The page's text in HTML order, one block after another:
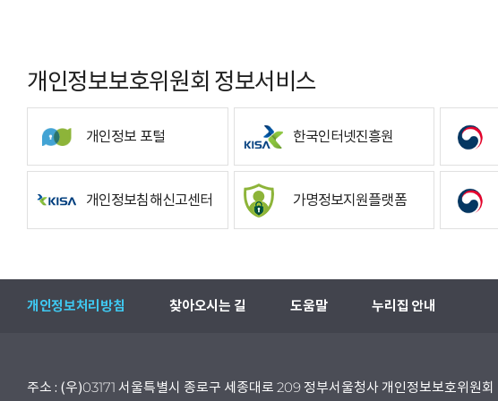
개인정보보호위원회 정보서비스
개인정보 포털 한국인터넷진흥원
개인정보침해신고센터 가명정보지원플랫폼
개인정보처리방침 찾아오시는 길 도움말 누리집 안내
주소 : (우)03171 서울특별시 종로구 세종대로 209 정부서울청사 개인정보보호위원회